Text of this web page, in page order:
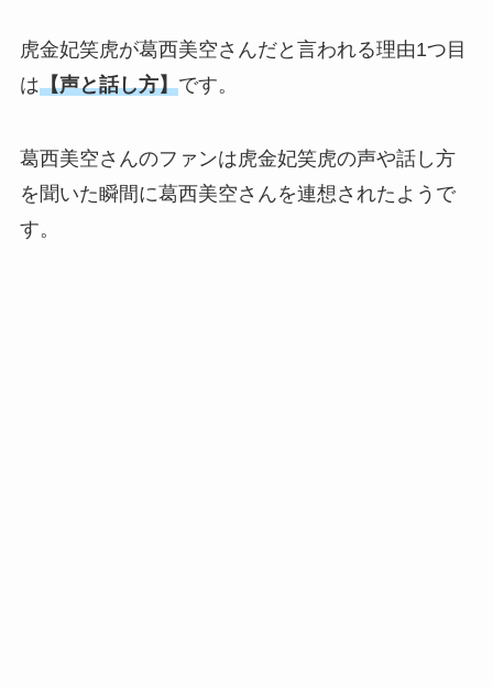
虎金妃笑虎が葛西美空さんだと言われる理由1つ目
は【声と話し方】です。
葛西美空さんのファンは虎金妃笑虎の声や話し方
を聞いた瞬間に葛西美空さんを連想されたようで
す。